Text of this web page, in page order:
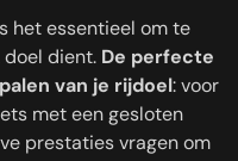
het essentieel om te
dient. De perfecte
van je rijdoel: voor
met een gesloten
prestaties vragen om